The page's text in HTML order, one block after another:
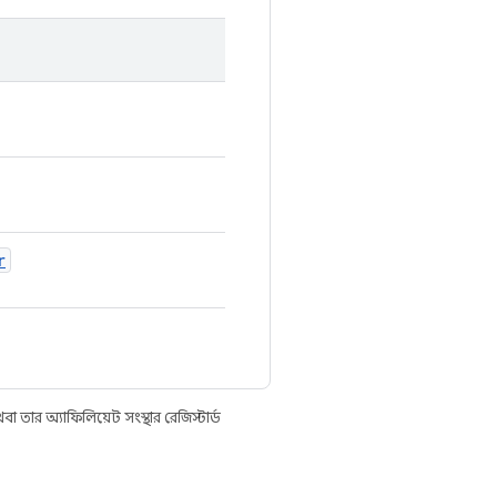
অ্যাফিলিয়েট সংস্থার রেজিস্টার্ড